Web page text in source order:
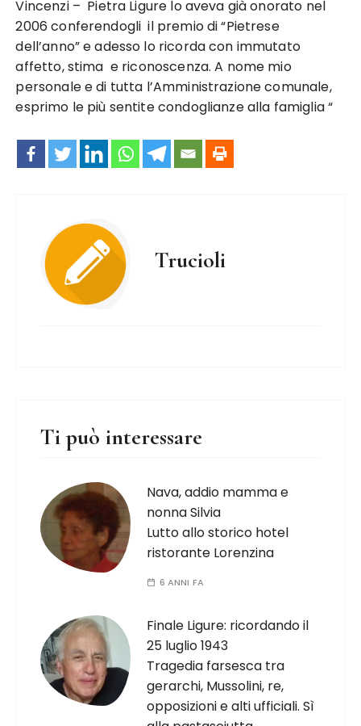
Vincenzi – Pietra Ligure lo aveva già onorato nel
2006 conferendogli il premio di “Pietrese
dell’anno” e adesso lo ricorda con immutato
affetto, stima e riconoscenza. A nome mio
personale e di tutta l’Amministrazione comunale,
esprimo le più sentite condoglianze alla famiglia “
Trucioli
Ti può interessare
Nava, addio mamma e
nonna Silvia
Lutto allo storico hotel
ristorante Lorenzina
6 ANNI FA
Finale Ligure: ricordando il
25 luglio 1943
Tragedia farsesca tra
gerarchi, Mussolini, re,
opposizioni e alti ufficiali. Sì